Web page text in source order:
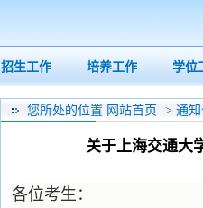
招生工作 培养工作 学位
关于上海交通大
各位考生：
您所处的位置 网站首页 > 通